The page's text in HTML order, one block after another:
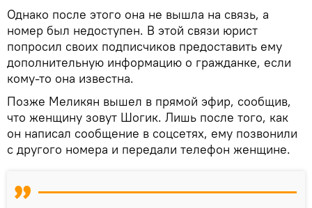
Однако после этого она не вышла на связь, а
номер был недоступен. В этой связи юрист
попросил своих подписчиков предоставить ему
дополнительную информацию о гражданке, если
кому-то она известна.
Позже Меликян вышел в прямой эфир, сообщив,
что женщину зовут Шогик. Лишь после того, как
он написал сообщение в соцсетях, ему позвонили
с другого номера и передали телефон женщине.